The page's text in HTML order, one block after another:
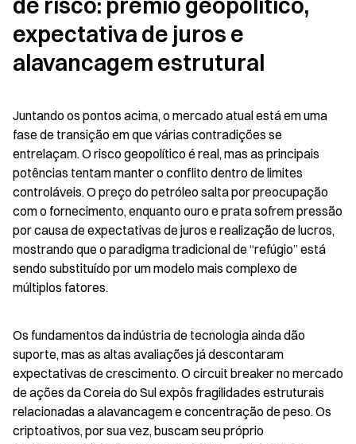
de risco: prêmio geopolítico,
expectativa de juros e
alavancagem estrutural
Juntando os pontos acima, o mercado atual está em uma
fase de transição em que várias contradições se
entrelaçam. O risco geopolítico é real, mas as principais
potências tentam manter o conflito dentro de limites
controláveis. O preço do petróleo salta por preocupação
com o fornecimento, enquanto ouro e prata sofrem pressão
por causa de expectativas de juros e realização de lucros,
mostrando que o paradigma tradicional de “refúgio” está
sendo substituído por um modelo mais complexo de
múltiplos fatores.
Os fundamentos da indústria de tecnologia ainda dão
suporte, mas as altas avaliações já descontaram
expectativas de crescimento. O circuit breaker no mercado
de ações da Coreia do Sul expôs fragilidades estruturais
relacionadas a alavancagem e concentração de peso. Os
criptoativos, por sua vez, buscam seu próprio